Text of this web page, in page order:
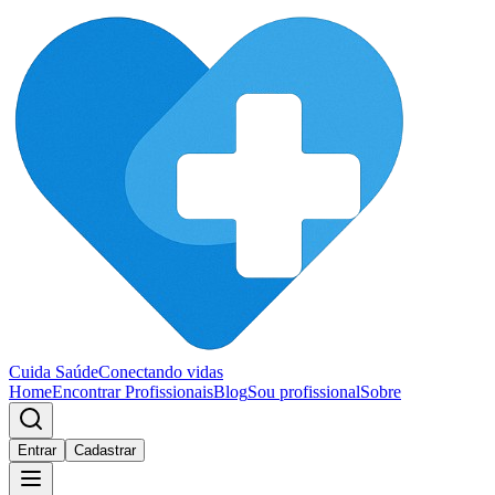
Cuida SaúdeConectando vidas
HomeEncontrar ProfissionaisBlogSou profissionalSobre
Entrar Cadastrar